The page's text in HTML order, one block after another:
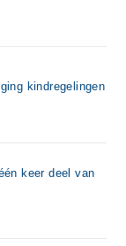
kindregelingen
keer deel van